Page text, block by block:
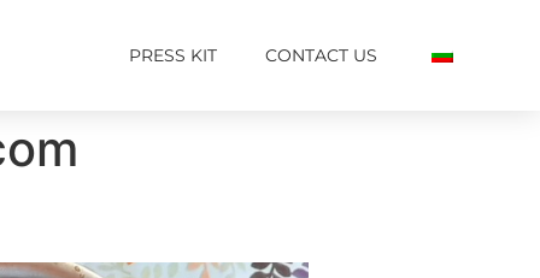
PRESS KIT CONTACT US